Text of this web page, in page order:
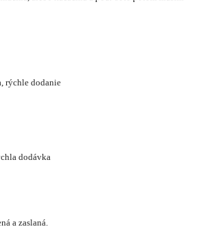
rýchle dodanie
dodávka
a zaslaná.